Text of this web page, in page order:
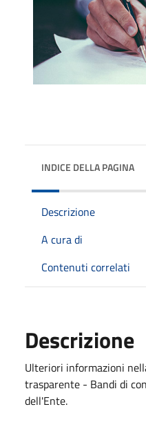
INDICE DELLA PAGINA
Descrizione
A cura di
Contenuti correlati
Descrizione
Ulteriori informazioni
trasparente - Bandi di
dell'Ente.